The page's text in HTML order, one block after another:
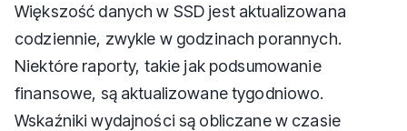
Większość danych w SSD jest aktualizowana
codziennie, zwykle w godzinach porannych.
Niektóre raporty, takie jak podsumowanie
finansowe, są aktualizowane tygodniowo.
Wskaźniki wydajności są obliczane w czasie